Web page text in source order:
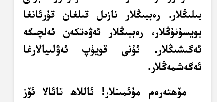
بىلىڭلار. رەببىڭلار نازىل قىلغان قۇرئانغا
بويسۇنۇڭلار، رەببىڭلار ئەۋەتكەن ئەلچىگە
ئەگىشىڭلار. ئۇنى قويۇپ ئەۋلىيالارغا
ئەگەشمەڭلار.
مۆھتەرەم مۇئمىنلار! ئاللاھ تائالا ئۆز